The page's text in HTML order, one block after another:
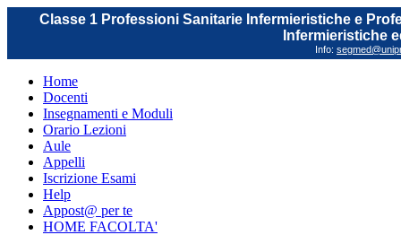
Classe 1 Professioni Sanitarie Infermieristiche e
Infermieristiche
Info:
Home
Docenti
Insegnamenti e Moduli
Orario Lezioni
Aule
Appelli
Iscrizione Esami
Help
Appost@ per te
HOME FACOLTA'